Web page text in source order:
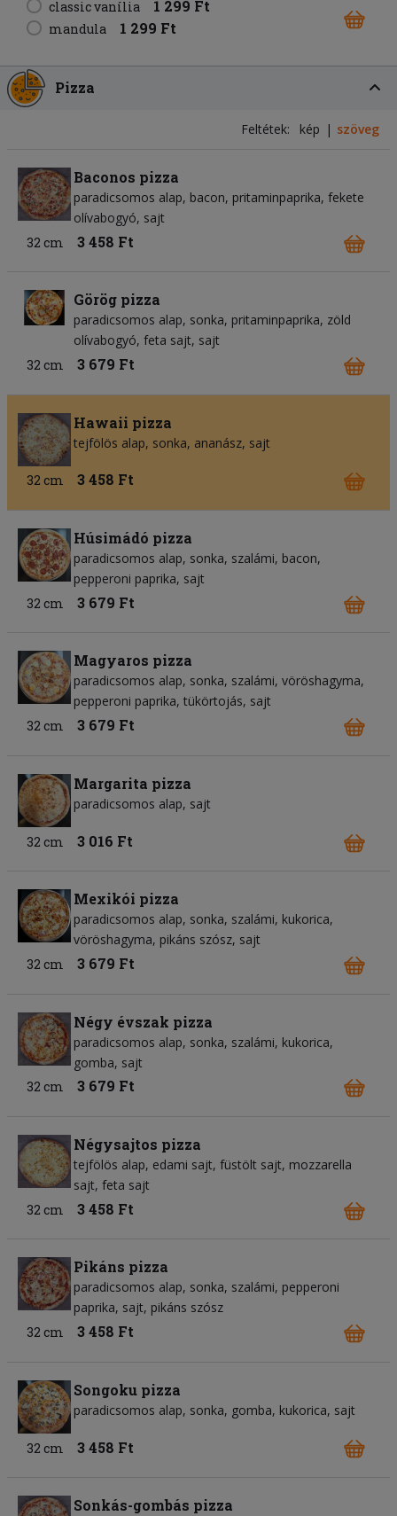
classic vanília 1 299 Ft
mandula 1 299 Ft
Pizza
Feltétek: kép szöveg
Baconos pizza
paradicsomos alap bacon pritaminpaprika fekete
olívabogyó sajt
32 cm
3 458 Ft
Görög pizza
paradicsomos alap sonka pritaminpaprika zöld
olívabogyó feta sajt sajt
32 cm
3 679 Ft
Hawaii pizza
tejfölös alap sonka ananász sajt
32 cm 3 458 Ft
Húsimádó pizza
paradicsomos alap sonka szalámi bacon
pepperoni paprika sajt
32 cm
3 679 Ft
Magyaros pizza
paradicsomos alap sonka szalámi vöröshagyma
pepperoni paprika tükörtojás sajt
32 cm
3 679 Ft
Margarita pizza
paradicsomos alap sajt
32 cm 3 016 Ft
Mexikói pizza
paradicsomos alap sonka szalámi kukorica
vöröshagyma pikáns szósz sajt
32 cm
3 679 Ft
Négy évszak pizza
paradicsomos alap sonka szalámi kukorica
gomba sajt
32 cm
3 679 Ft
Négysajtos pizza
tejfölös alap edami sajt füstölt sajt mozzarella
sajt feta sajt
32 cm
3 458 Ft
Pikáns pizza
paradicsomos alap sonka szalámi pepperoni
paprika sajt pikáns szósz
32 cm
3 458 Ft
Songoku pizza
paradicsomos alap sonka gomba kukorica sajt
32 cm 3 458 Ft
Sonkás-gombás pizza